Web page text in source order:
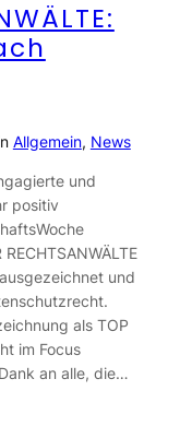
Allgemein, News
und
positiv
und
als TOP
im Focus
an alle, die…